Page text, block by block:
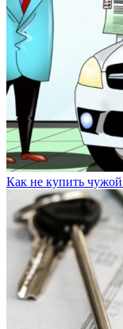
Как не купить